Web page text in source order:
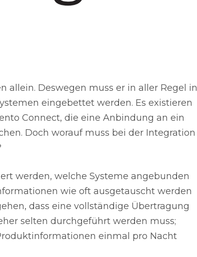
allein. Deswegen muss er in aller Regel in
eingebettet werden. Es existieren
Connect, die eine Anbindung an ein
Doch worauf muss bei der Integration
werden, welche Systeme angebunden
wie oft ausgetauscht werden
dass eine vollständige Übertragung
selten durchgeführt werden muss;
einmal pro Nacht